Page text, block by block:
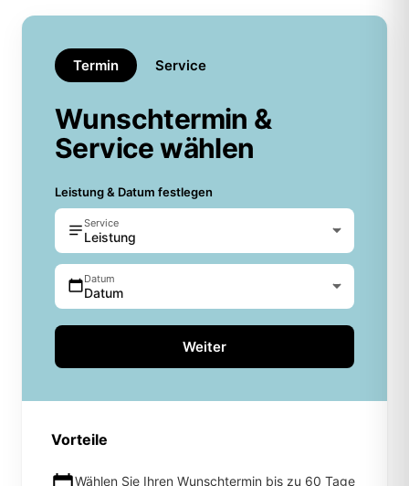
Termin Service
Wunschtermin &
Service wählen
Leistung & Datum festlegen
Service
Leistung
Datum
Datum
Weiter
Vorteile
Wählen Sie Ihren Wunschtermin bis zu 60 Tage